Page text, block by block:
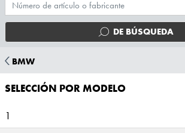
DE BÚSQUEDA
BMW
SELECCIÓN POR MODELO
1